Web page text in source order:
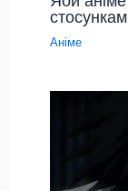
Аніме